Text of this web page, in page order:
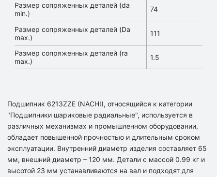
Размер сопряженных деталей (da
min.)
74
Размер сопряженных деталей (Da
max.)
111
Размер сопряженных деталей (ra
max.)
1.5
Подшипник 6213ZZE (NACHI), относящийся к категории
"Подшипники шариковые радиальные", используется в
различных механизмах и промышленном оборудовании,
обладает повышенной прочностью и длительным сроком
эксплуатации. Внутренний диаметр изделия составляет 65
мм, внешний диаметр – 120 мм. Детали с массой 0.99 кг и
высотой 23 мм устанавливаются на вал и подходят для